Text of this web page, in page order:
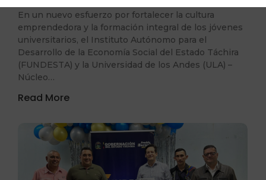
En un nuevo esfuerzo por fortalecer la cultura
emprendedora y la formación integral de los jóvenes
universitarios, el Instituto Autónomo para el
Desarrollo de la Economía Social del Estado Táchira
(FUNDESTA) y la Universidad de los Andes (ULA) –
Núcleo…
Read More